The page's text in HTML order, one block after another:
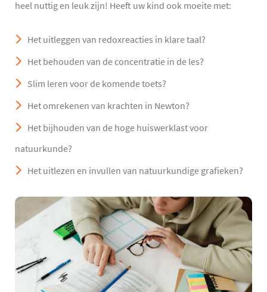
heel nuttig en leuk zijn! Heeft uw kind ook moeite met:
Het uitleggen van redoxreacties in klare taal?
Het behouden van de concentratie in de les?
Slim leren voor de komende toets?
Het omrekenen van krachten in Newton?
Het bijhouden van de hoge huiswerklast voor
natuurkunde?
Het uitlezen en invullen van natuurkundige grafieken?